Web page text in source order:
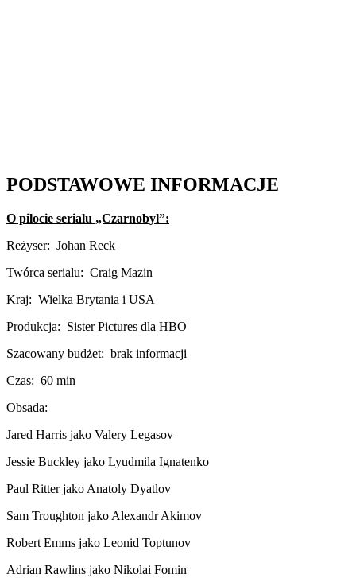
PODSTAWOWE INFORMACJE
O pilocie serialu „Czarnobyl”:
Reżyser: Johan Reck
Twórca serialu: Craig Mazin
Kraj: Wielka Brytania i USA
Produkcja: Sister Pictures dla HBO
Szacowany budżet: brak informacji
Czas: 60 min
Obsada:
Jared Harris jako Valery Legasov
Jessie Buckley jako Lyudmila Ignatenko
Paul Ritter jako Anatoly Dyatlov
Sam Troughton jako Alexandr Akimov
Robert Emms jako Leonid Toptunov
Adrian Rawlins jako Nikolai Fomin